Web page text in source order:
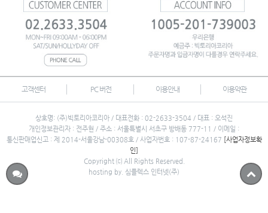
고객센터 PC 버전 이용안내 이용약관
상호명: (주)빅토리아코리아 / 대표전화 : 02-2633-3504 / 대표 : 오석진
개인정보관리자 : 전주현 / 주소 : 서울특별시 서초구 방배동 777-11 / 이메일 :
통신판매업신고 : 제 2014-서울강남-00308호 / 사업자번호 : 107-87-24167
[사업자정보확
인]
Copyright ⒞ All Rights Reserved.
hosting by. 심플렉스 인터넷(주)